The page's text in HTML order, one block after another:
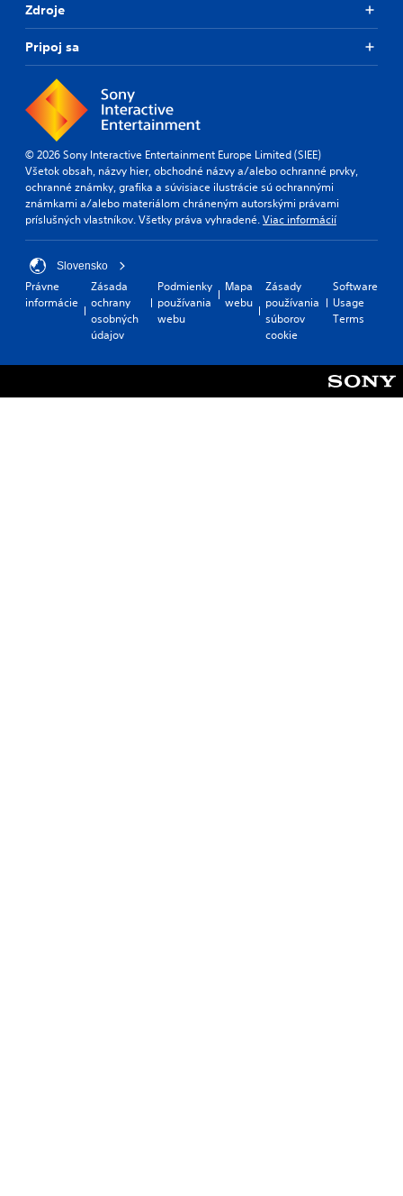
Zdroje
Pripoj sa
© 2026 Sony Interactive Entertainment Europe Limited (SIEE)
Všetok obsah, názvy hier, obchodné názvy a/alebo ochranné prvky,
ochranné známky, grafika a súvisiace ilustrácie sú ochrannými
známkami a/alebo materiálom chráneným autorskými právami
príslušných vlastníkov. Všetky práva vyhradené.Viac informácií
Slovensko
Právne
informácie
Zásada
ochrany
osobných
údajov
Podmienky
používania
webu
Mapa
webu
Zásady
používania
súborov
cookie
Software
Usage
Terms